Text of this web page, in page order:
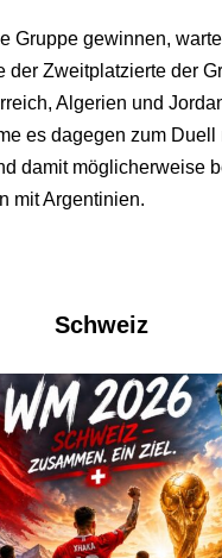
Gruppe gewinnen,
der Zweitplatzierte der
Algerien und
es dagegen zum Duell
damit möglicherweise
mit Argentinien.
Schweiz